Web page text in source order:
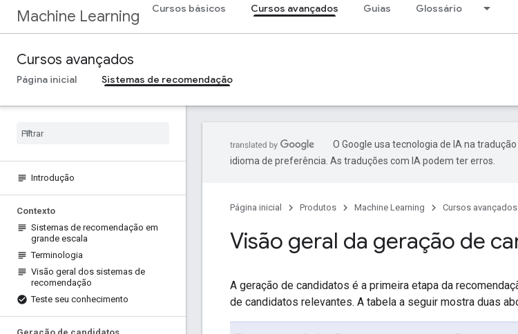
Machine Learning Cursos básicos Cursos avançados Guias Glossário
Cursos avançados
Página inicial Sistemas de recomendação
Introdução
Contexto
Sistemas de recomendação em
grande escala
Terminologia
Visão geral dos sistemas de
recomendação
Teste seu conhecimento
O Google usa tecnologia de IA na
idioma de preferência. As traduções com IA podem ter erros.
Página inicial Produtos Machine Learning Cursos avançados
Visão geral da geração de
A geração de candidatos é a primeira etapa da
de candidatos relevantes. A tabela a seguir mostra duas